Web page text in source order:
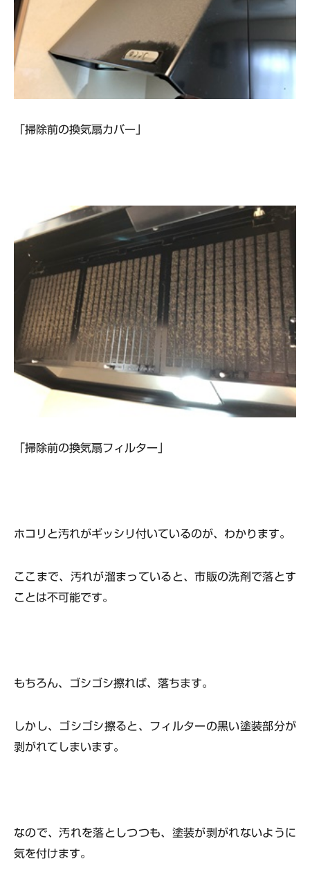
「掃除前の換気扇カバー」
「掃除前の換気扇フィルター」
ホコリと汚れがギッシリ付いているのが、わかります。
ここまで、汚れが溜まっていると、市販の洗剤で落とす
ことは不可能です。
もちろん、ゴシゴシ擦れば、落ちます。
しかし、ゴシゴシ擦ると、 フィルターの黒い塗装部分が
剥がれてしまいます。
なので、汚れを落としつつも、塗装が剥がれないように
気を付けます。